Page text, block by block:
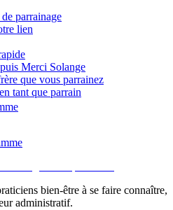
parrainage
lien
Merci Solange
que vous parrainez
tant que parrain
bien-être à se faire connaître,
administratif.